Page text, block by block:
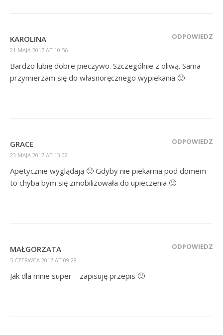
KAROLINA
21 MAJA 2017 AT 10:56
ODPOWIEDZ
Bardzo lubię dobre pieczywo. Szczególnie z oliwą. Sama
przymierzam się do własnoręcznego wypiekania 🙂
GRACE
23 MAJA 2017 AT 13:02
ODPOWIEDZ
Apetycznie wyglądają 🙂 Gdyby nie piekarnia pod domem
to chyba bym się zmobilizowała do upieczenia 🙂
MAŁGORZATA
5 CZERWCA 2017 AT 09:28
ODPOWIEDZ
Jak dla mnie super – zapisuję przepis 🙂